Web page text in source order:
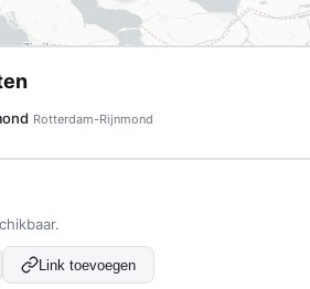
Rotterdam-Rijnmond
Link toevoegen